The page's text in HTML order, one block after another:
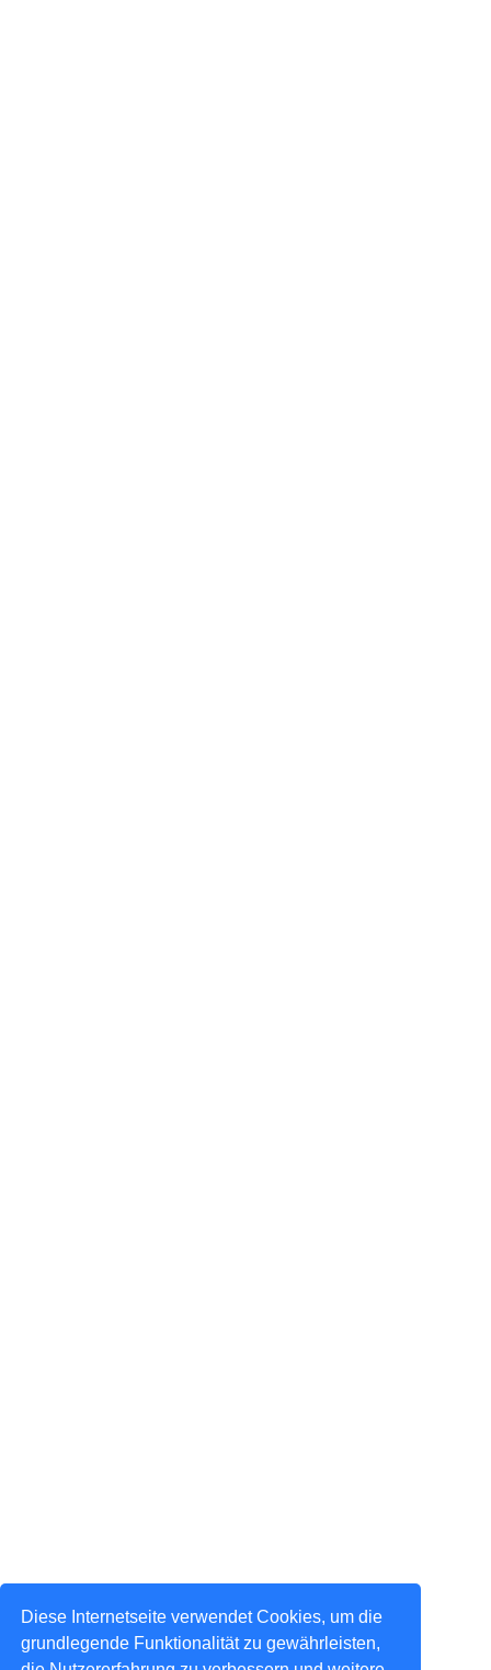
Diese Internetseite verwendet Cookies, um die
grundlegende Funktionalität zu gewährleisten,